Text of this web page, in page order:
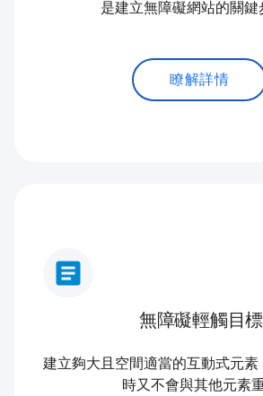
是建立無障礙網站的關鍵
瞭解詳情
article
無障礙輕觸目標
建立夠大且空間適當的互動式元
時又不會與其他元素